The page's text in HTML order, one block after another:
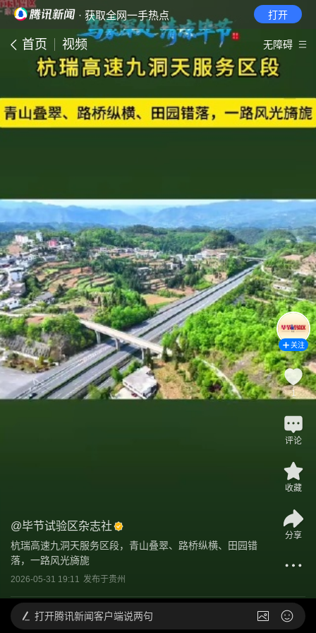
· 获取全网一手热点 打开
首页 视频 无障碍
@毕节试验区杂志社
杭瑞高速九洞天服务区段，青山叠翠、路桥纵横、田园错
落，一路风光旖旎
2026-05-31 19:11 发布于贵州
关注
1
评论
收藏
分享
打开腾讯新闻客户端说两句